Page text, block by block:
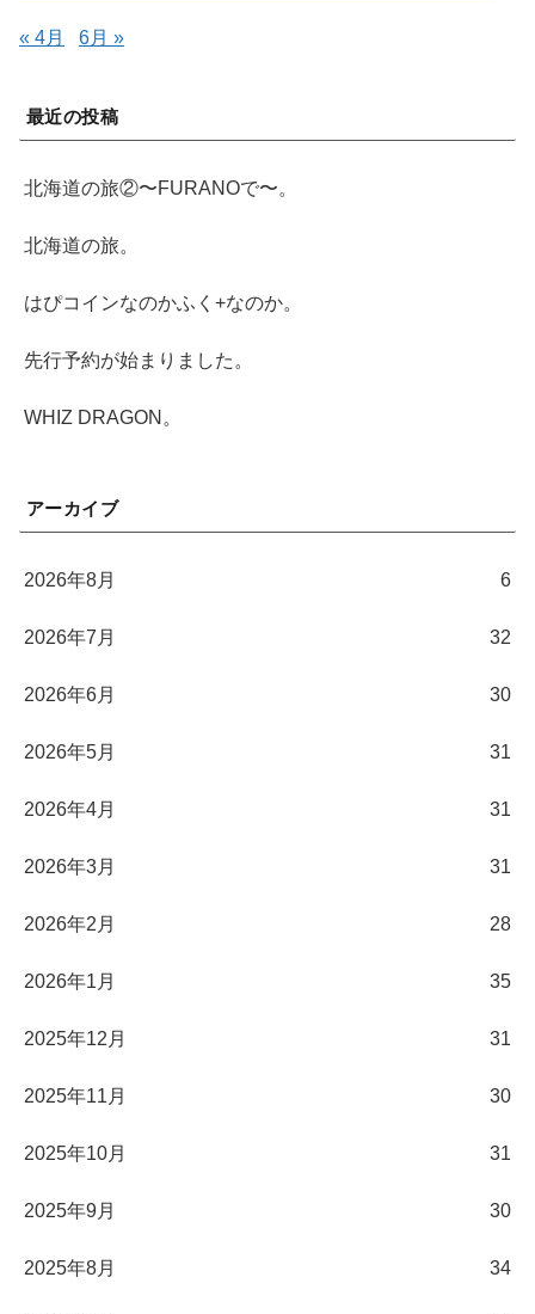
« 4月 6月 »
最近の投稿
北海道の旅②〜FURANOで〜。
北海道の旅。
はぴコインなのかふく+なのか。
先行予約が始まりました。
WHIZ DRAGON。
アーカイブ
2026年8月 6
2026年7月 32
2026年6月 30
2026年5月 31
2026年4月 31
2026年3月 31
2026年2月 28
2026年1月 35
2025年12月 31
2025年11月 30
2025年10月 31
2025年9月 30
2025年8月 34